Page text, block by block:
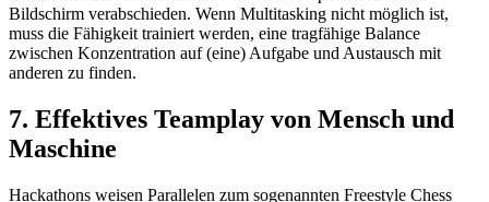
Bildschirm verabschieden. Wenn Multitasking nicht möglich ist,
muss die Fähigkeit trainiert werden, eine tragfähige Balance
zwischen Konzentration auf (eine) Aufgabe und Austausch mit
anderen zu finden.
7. Effektives Teamplay von Mensch und
Maschine
Hackathons weisen Parallelen zum sogenannten Freestyle Chess